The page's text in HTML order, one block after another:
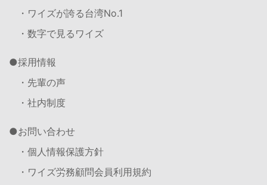
・ワイズが誇る台湾No.1
・数字で見るワイズ
採用情報
・先輩の声
・社内制度
お問い合わせ
・個人情報保護方針
・ワイズ労務顧問会員利用規約